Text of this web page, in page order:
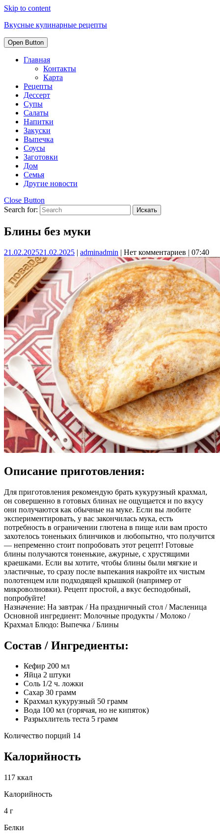
Skip to content
Вкусные кулинарные рецепты
Open Button
Главная
Контакты
Карта
Рецепты
Дессерт
Супы
Салаты
Напитки
Закуски
Выпечка
Соусы
Заготовки
Дом
Семья
Другие новости
Close Button
Search for:
Блины без муки
21.02.202521.02.2025 | adminadmin | Нет комментариев | 07:40
Описание приготовления:
Для приготовления рекомендую брать кукурузный крахмал,
он совершенно в готовых блинах не ощущается и по вкусу
они получаются как обычные на муке. Если вы любите
экспериментировать, у вас закончилась мука, есть
потребность в ограничении глютена в пище или вам просто
захотелось тоненьких блинчиков и любопытно, что получится
— непременно стоит попробовать этот рецепт! Готовые
блины получаются тоненькие, ажурные, с хрустящими
краешками. Если вы хотите, чтобы блины были мягкие и
эластичные, то сразу после выпекания накройте их чистым
полотенцем или подходящей крышкой (например от
микроволновки). Рецепт простой, а вкус бесподобный,
попробуйте!
Назначение: На завтрак / На праздничный стол / Масленица
Основной ингредиент: Молочные продукты / Молоко /
Крахмал Блюдо: Выпечка / Блины
Состав / Ингредиенты:
Кефир 200 мл
Яйца 2 штуки
Соль 1/2 ч. ложки
Сахар 30 грамм
Крахмал кукурузный 50 грамм
Вода 100 мл (горячая, но не кипяток)
Разрыхлитель теста 5 грамм
Количество порций 14
Калорийность
117 ккал
Калорийность
4 г
Белки